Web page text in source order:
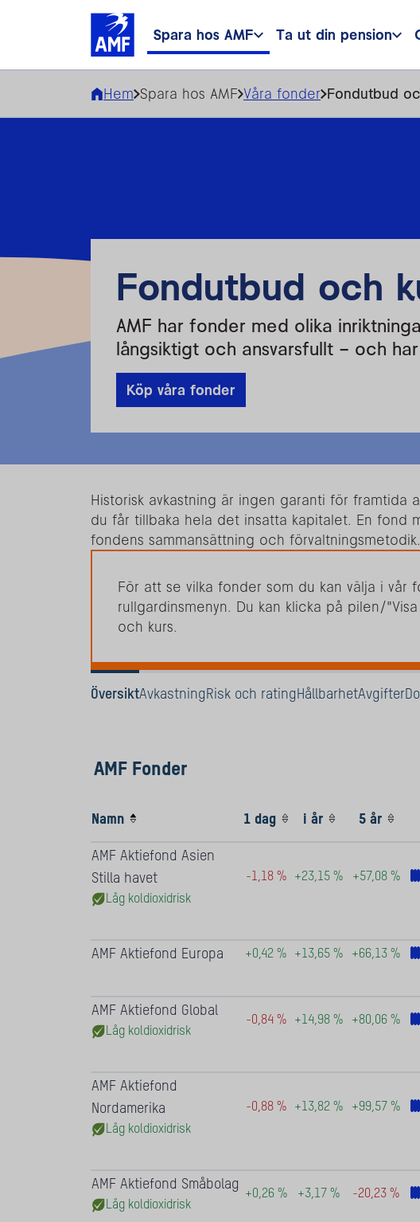
Spara hos AMF Ta ut din pension
Hem Spara hos AMF Våra fonder Fondutbud
Fondutbud och
AMF har fonder med olika
långsiktigt och ansvarsfullt – och
Köp våra fonder
Historisk avkastning är ingen garanti för
du får tillbaka hela det insatta kapitalet. En fond
fondens sammansättning och
För att se vilka fonder som du kan välja i
rullgardinsmenyn. Du kan klicka på pilen/
och kurs.